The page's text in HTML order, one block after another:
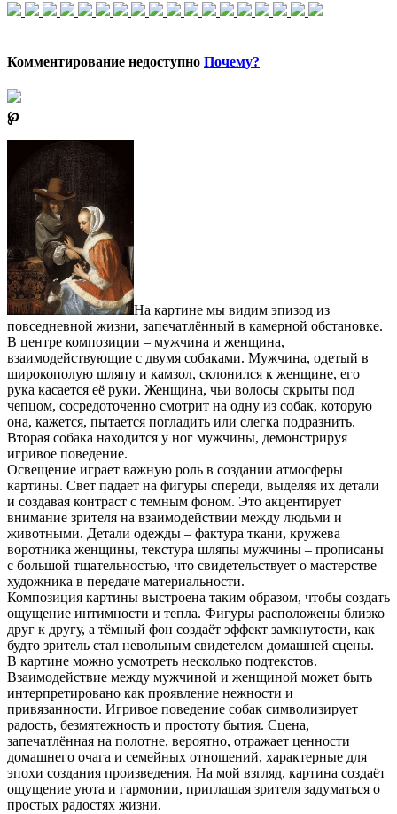
Комментирование недоступно Почему?
℘
На картине мы видим эпизод из
повседневной жизни, запечатлённый в камерной обстановке.
В центре композиции – мужчина и женщина,
взаимодействующие с двумя собаками. Мужчина, одетый в
широкополую шляпу и камзол, склонился к женщине, его
рука касается её руки. Женщина, чьи волосы скрыты под
чепцом, сосредоточенно смотрит на одну из собак, которую
она, кажется, пытается погладить или слегка подразнить.
Вторая собака находится у ног мужчины, демонстрируя
игривое поведение.
Освещение играет важную роль в создании атмосферы
картины. Свет падает на фигуры спереди, выделяя их детали
и создавая контраст с темным фоном. Это акцентирует
внимание зрителя на взаимодействии между людьми и
животными. Детали одежды – фактура ткани, кружева
воротника женщины, текстура шляпы мужчины – прописаны
с большой тщательностью, что свидетельствует о мастерстве
художника в передаче материальности.
Композиция картины выстроена таким образом, чтобы создать
ощущение интимности и тепла. Фигуры расположены близко
друг к другу, а тёмный фон создаёт эффект замкнутости, как
будто зритель стал невольным свидетелем домашней сцены.
В картине можно усмотреть несколько подтекстов.
Взаимодействие между мужчиной и женщиной может быть
интерпретировано как проявление нежности и
привязанности. Игривое поведение собак символизирует
радость, безмятежность и простоту бытия. Сцена,
запечатлённая на полотне, вероятно, отражает ценности
домашнего очага и семейных отношений, характерные для
эпохи создания произведения. На мой взгляд, картина создаёт
ощущение уюта и гармонии, приглашая зрителя задуматься о
простых радостях жизни.